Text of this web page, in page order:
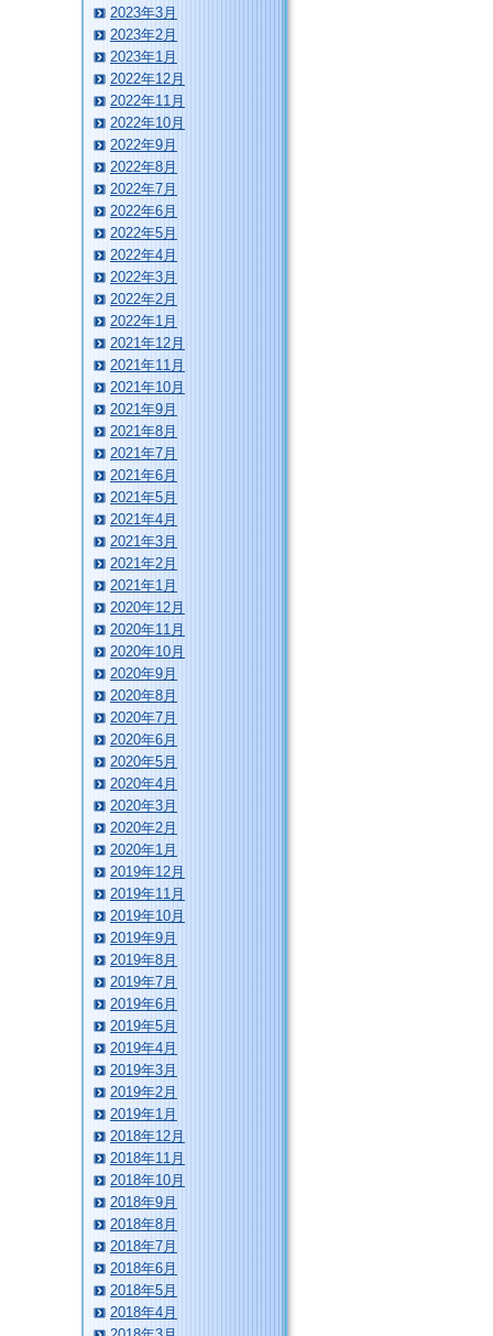
2023年3月
2023年2月
2023年1月
2022年12月
2022年11月
2022年10月
2022年9月
2022年8月
2022年7月
2022年6月
2022年5月
2022年4月
2022年3月
2022年2月
2022年1月
2021年12月
2021年11月
2021年10月
2021年9月
2021年8月
2021年7月
2021年6月
2021年5月
2021年4月
2021年3月
2021年2月
2021年1月
2020年12月
2020年11月
2020年10月
2020年9月
2020年8月
2020年7月
2020年6月
2020年5月
2020年4月
2020年3月
2020年2月
2020年1月
2019年12月
2019年11月
2019年10月
2019年9月
2019年8月
2019年7月
2019年6月
2019年5月
2019年4月
2019年3月
2019年2月
2019年1月
2018年12月
2018年11月
2018年10月
2018年9月
2018年8月
2018年7月
2018年6月
2018年5月
2018年4月